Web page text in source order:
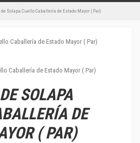
Solapa Cuello Caballería de Estado Mayor ( Par)
SOLAPA
DE
( PAR)